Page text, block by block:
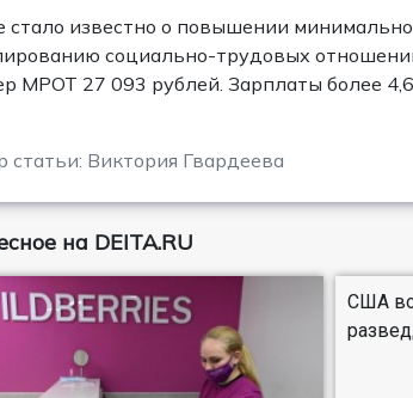
стало известно о повышении
социально-трудовых
МРОТ 27 093 рублей. Зарплаты более
статьи: Виктория Гвардеева
на DEITA.RU
США